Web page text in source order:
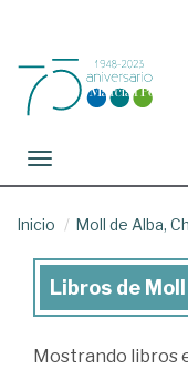
Toggle navigation
Inicio Moll de Alba,
Libros
Moll
Libros de
Mostrando libros